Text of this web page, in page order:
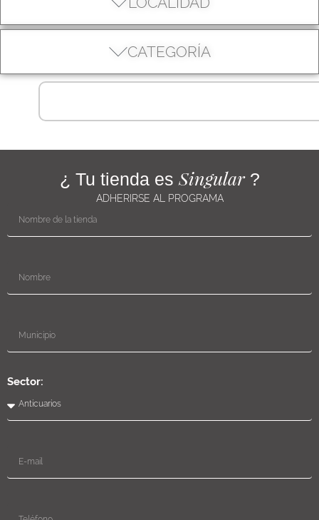
CATEGORÍA
¿ Tu tienda es Singular?
ADHERIRSE AL PROGRAMA
Sector: